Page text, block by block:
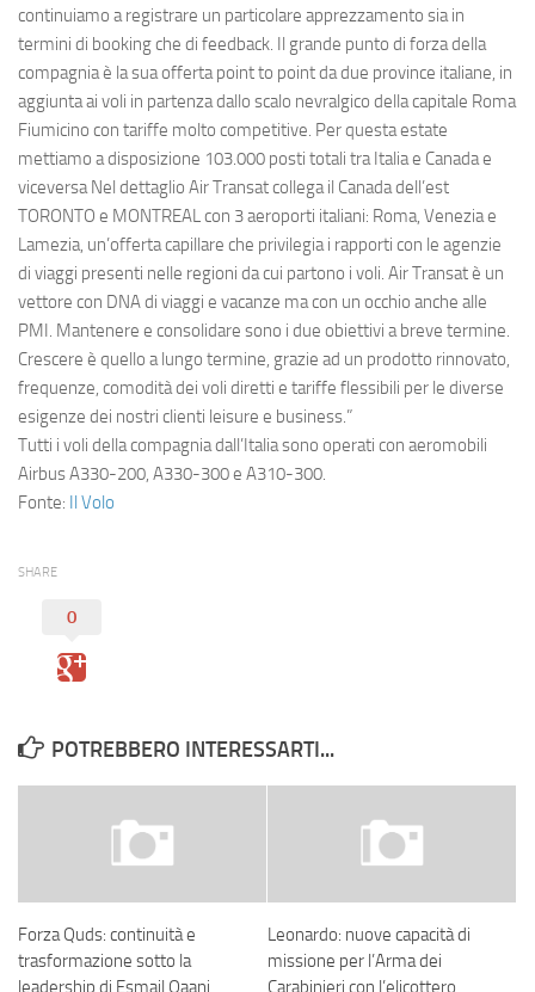
continuiamo a registrare un particolare apprezzamento sia in
termini di booking che di feedback. Il grande punto di forza della
compagnia è la sua offerta point to point da due province italiane, in
aggiunta ai voli in partenza dallo scalo nevralgico della capitale Roma
Fiumicino con tariffe molto competitive. Per questa estate
mettiamo a disposizione 103.000 posti totali tra Italia e Canada e
viceversa Nel dettaglio Air Transat collega il Canada dell’est
TORONTO e MONTREAL con 3 aeroporti italiani: Roma, Venezia e
Lamezia, un’offerta capillare che privilegia i rapporti con le agenzie
di viaggi presenti nelle regioni da cui partono i voli. Air Transat è un
vettore con DNA di viaggi e vacanze ma con un occhio anche alle
PMI. Mantenere e consolidare sono i due obiettivi a breve termine.
Crescere è quello a lungo termine, grazie ad un prodotto rinnovato,
frequenze, comodità dei voli diretti e tariffe flessibili per le diverse
esigenze dei nostri clienti leisure e business.”
Tutti i voli della compagnia dall’Italia sono operati con aeromobili
Airbus A330-200, A330-300e A310-300.
Fonte: Il Volo
SHARE
0
POTREBBERO INTERESSARTI...
Forza Quds: continuità e
trasformazione sotto la
leadership di Esmail Qaani
Leonardo: nuove capacità di
missione per l’Arma dei
Carabinieri con l’elicottero